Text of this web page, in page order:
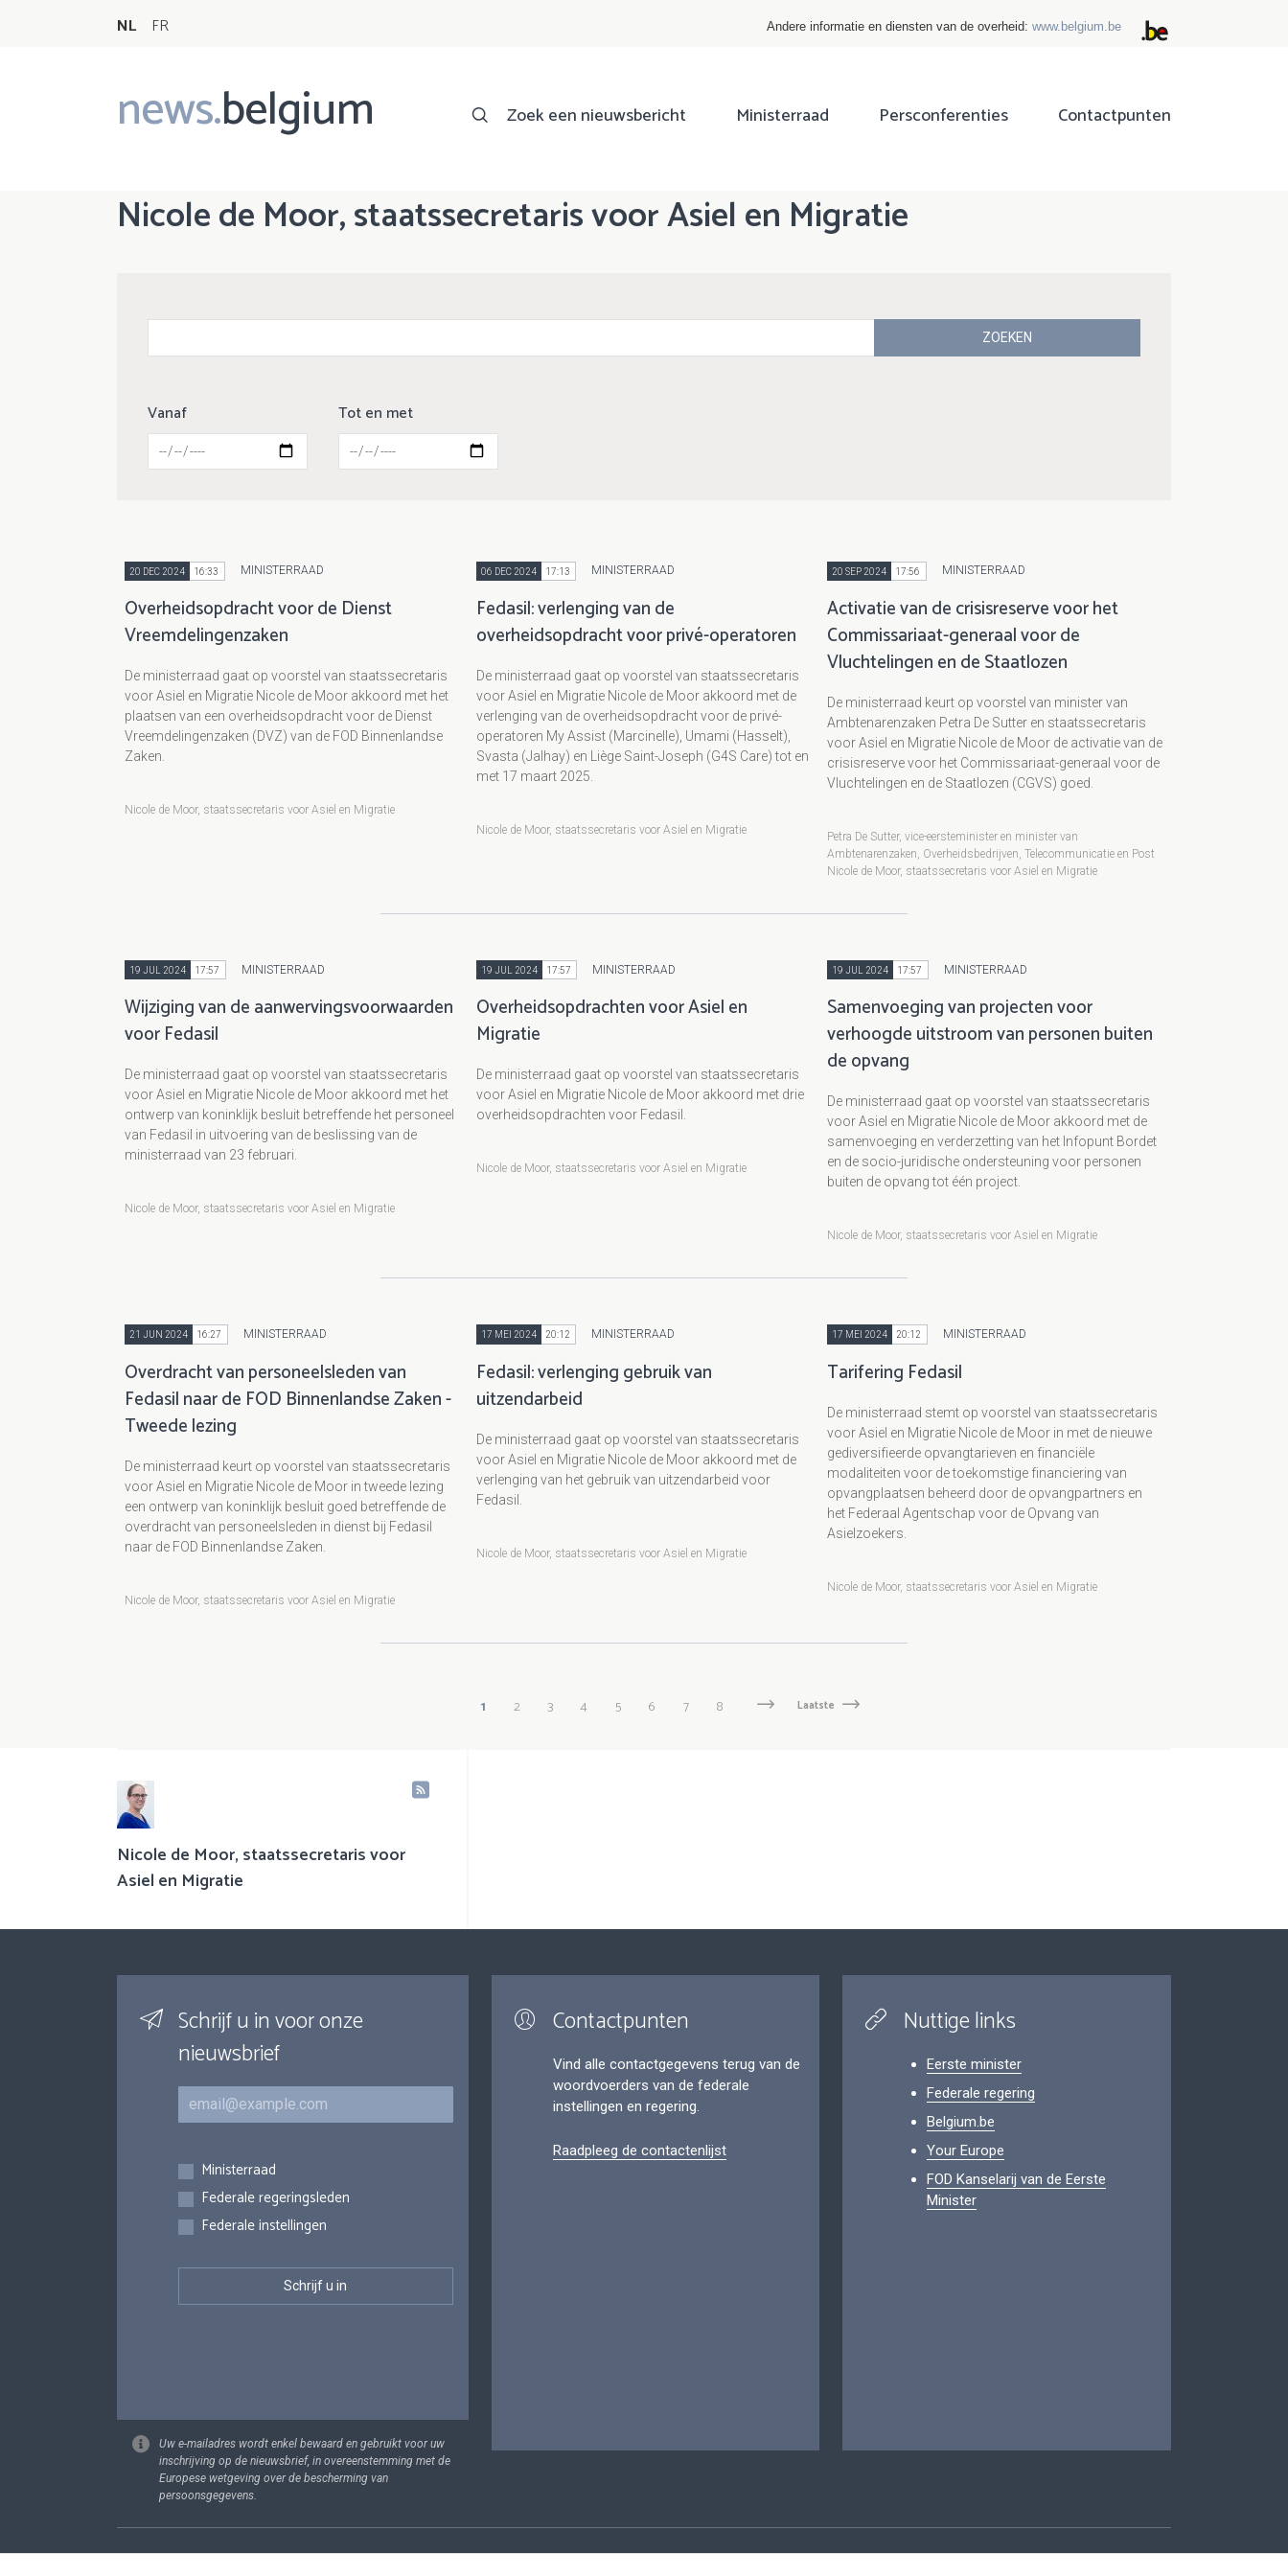
NL FR Andere informatie en diensten van de overheid: www.belgium.be
news.belgium
Main
navigation
Zoek een nieuwsbericht Ministerraad Persconferenties Contactpunten
Nicole de Moor, staatssecretaris voor Asiel en Migratie
Vanaf Tot en met
20 DEC 2024 16:33 MINISTERRAAD
Overheidsopdracht voor de Dienst
Vreemdelingenzaken
De ministerraad gaat op voorstel van staatssecretaris
voor Asiel en Migratie Nicole de Moor akkoord met het
plaatsen van een overheidsopdracht voor de Dienst
Vreemdelingenzaken (DVZ) van de FOD Binnenlandse
Zaken.
Nicole de Moor, staatssecretaris voor Asiel en Migratie
06 DEC 2024 17:13 MINISTERRAAD
Fedasil: verlenging van de
overheidsopdracht voor privé-operatoren
De ministerraad gaat op voorstel van staatssecretaris
voor Asiel en Migratie Nicole de Moor akkoord met de
verlenging van de overheidsopdracht voor de privé-
operatoren My Assist (Marcinelle), Umami (Hasselt),
Svasta (Jalhay) en Liège Saint-Joseph (G4S Care) tot en
met 17 maart 2025.
Nicole de Moor, staatssecretaris voor Asiel en Migratie
20 SEP 2024 17:56 MINISTERRAAD
Activatie van de crisisreserve voor het
Commissariaat-generaal voor de
Vluchtelingen en de Staatlozen
De ministerraad keurt op voorstel van minister van
Ambtenarenzaken Petra De Sutter en staatssecretaris
voor Asiel en Migratie Nicole de Moor de activatie van de
crisisreserve voor het Commissariaat-generaal voor de
Vluchtelingen en de Staatlozen (CGVS) goed.
Petra De Sutter, vice-eersteminister en minister van
Ambtenarenzaken, Overheidsbedrijven, Telecommunicatie en Post
Nicole de Moor, staatssecretaris voor Asiel en Migratie
19 JUL 2024 17:57 MINISTERRAAD
Wijziging van de aanwervingsvoorwaarden
voor Fedasil
De ministerraad gaat op voorstel van staatssecretaris
voor Asiel en Migratie Nicole de Moor akkoord met het
ontwerp van koninklijk besluit betreffende het personeel
van Fedasil in uitvoering van de beslissing van de
ministerraad van 23 februari.
Nicole de Moor, staatssecretaris voor Asiel en Migratie
19 JUL 2024 17:57 MINISTERRAAD
Overheidsopdrachten voor Asiel en
Migratie
De ministerraad gaat op voorstel van staatssecretaris
voor Asiel en Migratie Nicole de Moor akkoord met drie
overheidsopdrachten voor Fedasil.
Nicole de Moor, staatssecretaris voor Asiel en Migratie
19 JUL 2024 17:57 MINISTERRAAD
Samenvoeging van projecten voor
verhoogde uitstroom van personen buiten
de opvang
De ministerraad gaat op voorstel van staatssecretaris
voor Asiel en Migratie Nicole de Moor akkoord met de
samenvoeging en verderzetting van het Infopunt Bordet
en de socio-juridische ondersteuning voor personen
buiten de opvang tot één project.
Nicole de Moor, staatssecretaris voor Asiel en Migratie
21 JUN 2024 16:27 MINISTERRAAD
Overdracht van personeelsleden van
Fedasil naar de FOD Binnenlandse Zaken -
Tweede lezing
De ministerraad keurt op voorstel van staatssecretaris
voor Asiel en Migratie Nicole de Moor in tweede lezing
een ontwerp van koninklijk besluit goed betreffende de
overdracht van personeelsleden in dienst bij Fedasil
naar de FOD Binnenlandse Zaken.
Nicole de Moor, staatssecretaris voor Asiel en Migratie
17 MEI 2024 20:12 MINISTERRAAD
Fedasil: verlenging gebruik van
uitzendarbeid
De ministerraad gaat op voorstel van staatssecretaris
voor Asiel en Migratie Nicole de Moor akkoord met de
verlenging van het gebruik van uitzendarbeid voor
Fedasil.
Nicole de Moor, staatssecretaris voor Asiel en Migratie
17 MEI 2024 20:12 MINISTERRAAD
Tarifering Fedasil
De ministerraad stemt op voorstel van staatssecretaris
voor Asiel en Migratie Nicole de Moor in met de nieuwe
gediversifieerde opvangtarieven en financiële
modaliteiten voor de toekomstige financiering van
opvangplaatsen beheerd door de opvangpartners en
het Federaal Agentschap voor de Opvang van
Asielzoekers.
Nicole de Moor, staatssecretaris voor Asiel en Migratie
Huidige
1 Pagina
2 Pagina
3 Pagina
4 Pagina
5 Pagina
6 Pagina
7 Pagina
8
Volgende
VolgendeLaatste
Laatste
Nicole de Moor, staatssecretaris voor
Asiel en Migratie
Schrijf u in voor onze
nieuwsbrief
E-mail
Inschrijvingen
Ministerraad
Federale regeringsleden
Federale instellingen
Uw e-mailadres wordt enkel bewaard en gebruikt voor uw
inschrijving op de nieuwsbrief, in overeenstemming met de
Europese wetgeving over de bescherming van
persoonsgegevens.
Contactpunten
Vind alle contactgegevens terug van de
woordvoerders van de federale
instellingen en regering.
Raadpleeg de contactenlijst
Nuttige links
Eerste minister
Federale regering
Belgium.be
Your Europe
FOD Kanselarij van de Eerste
Minister